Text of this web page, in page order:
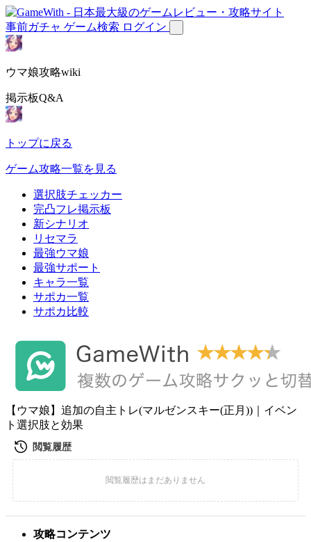
事前ガチャ ゲーム検索 ログイン
ウマ娘攻略wiki
掲示板Q&A
トップに戻る
ゲーム攻略一覧を見る
選択肢チェッカー
完凸フレ掲示板
新シナリオ
リセマラ
最強ウマ娘
最強サポート
キャラ一覧
サポカ一覧
サポカ比較
【ウマ娘】追加の自主トレ(マルゼンスキー(正月))｜イベン
ト選択肢と効果
攻略コンテンツ